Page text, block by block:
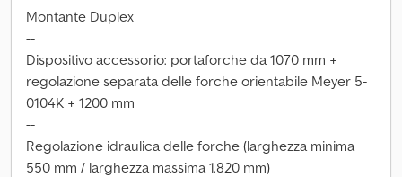
Montante Duplex
--
Dispositivo accessorio: portaforche da 1070 mm +
regolazione separata delle forche orientabile Meyer 5-
0104K + 1200 mm
--
Regolazione idraulica delle forche (larghezza minima
550 mm / larghezza massima 1.820 mm)